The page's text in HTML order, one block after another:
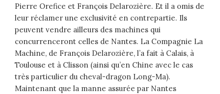
Pierre Orefice et François Delarozière. Et il a omis de
leur réclamer une exclusivité en contrepartie. Ils
peuvent vendre ailleurs des machines qui
concurrenceront celles de Nantes. La Compagnie La
Machine, de François Delarozière, l’a fait à Calais, à
Toulouse et à Clisson (ainsi qu’en Chine avec le cas
très particulier du cheval-dragon Long-Ma).
Maintenant que la manne assurée par Nantes